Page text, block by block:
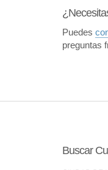
Puedes
preguntas
Buscar